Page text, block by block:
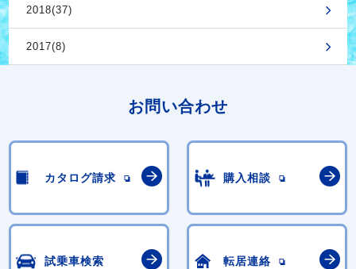
2018(37)
2017(8)
お問い合わせ
カタログ請求 購入相談
試乗車検索 転居連絡